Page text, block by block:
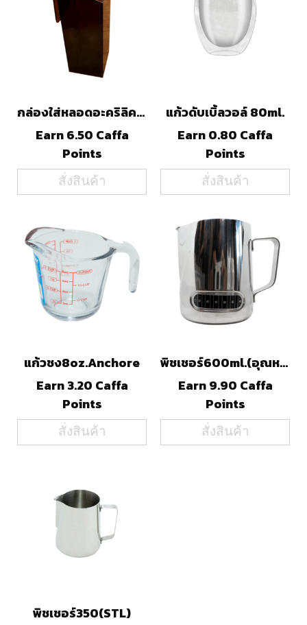
กล่องใส่หลอดอะคริลิค(สีชา)
Earn 6.50 Caffa
Points
สั่งสินค้า
แก้วดับเบิ้ลวอล์ 80ml.
Earn 0.80 Caffa
Points
สั่งสินค้า
แก้วชง8oz.Anchore
Earn 3.20 Caffa
Points
สั่งสินค้า
พิชเชอร์600ml.(อุณหภูมิ)
Earn 9.90 Caffa
Points
สั่งสินค้า
พิชเชอร์350(STL)